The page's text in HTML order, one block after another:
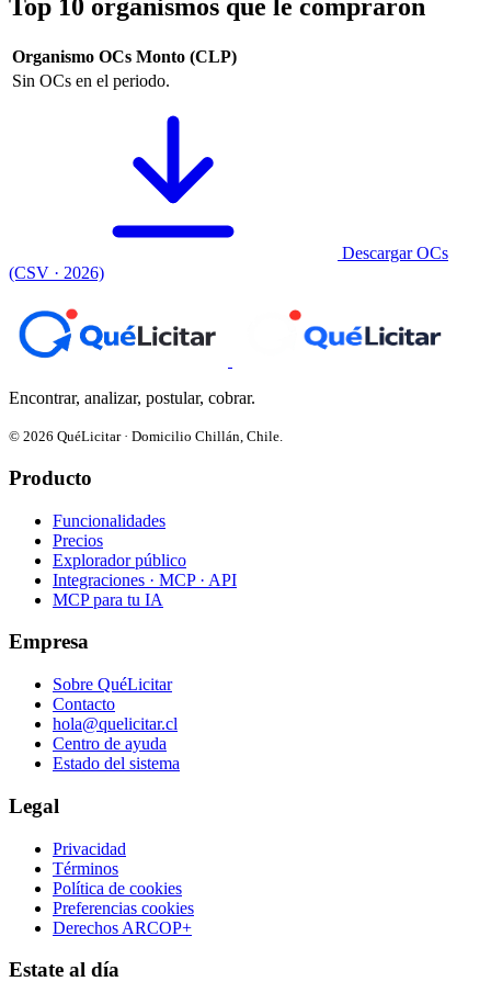
Top 10 organismos que le compraron
Organismo OCs Monto (CLP)
Sin OCs en el periodo.
Descargar OCs
(CSV · 2026)
Encontrar, analizar, postular, cobrar.
© 2026 QuéLicitar · Domicilio Chillán, Chile.
Producto
Funcionalidades
Precios
Explorador público
Integraciones · MCP · API
MCP para tu IA
Empresa
Sobre QuéLicitar
Contacto
hola@quelicitar.cl
Centro de ayuda
Estado del sistema
Legal
Privacidad
Términos
Política de cookies
Preferencias cookies
Derechos ARCOP+
Estate al día